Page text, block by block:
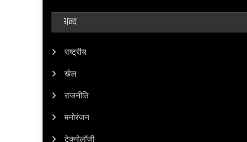
अन्य
राष्ट्रीय
खेल
राजनीति
मनोरंजन
टेक्नोलॉजी